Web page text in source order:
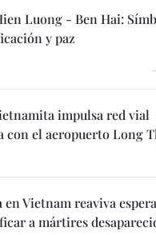
Luong - Ben Hai:
y paz
impulsa red vial
con el aeropuerto Long
en Vietnam reaviva
a mártires